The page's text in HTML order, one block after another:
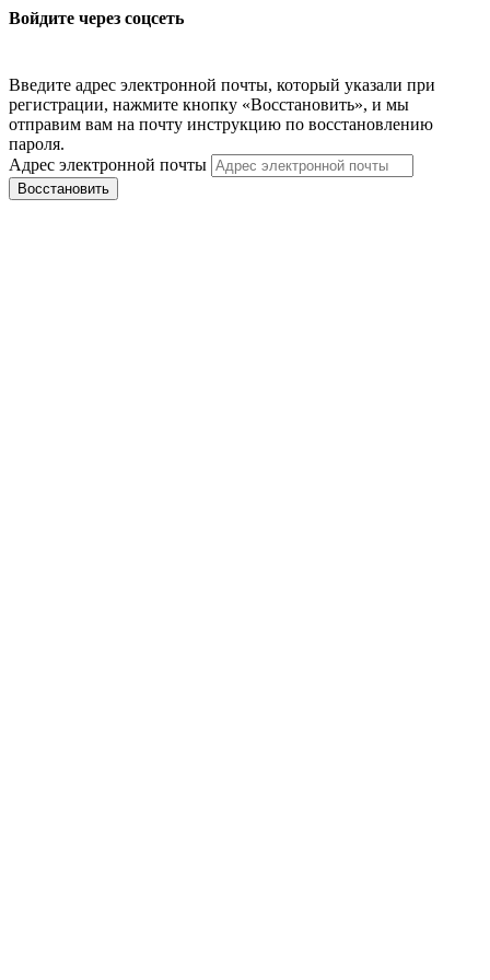
Войдите через соцсеть
Введите адрес электронной почты, который указали при
регистрации, нажмите кнопку «Восстановить», и мы
отправим вам на почту инструкцию по восстановлению
пароля.
Адрес электронной почты